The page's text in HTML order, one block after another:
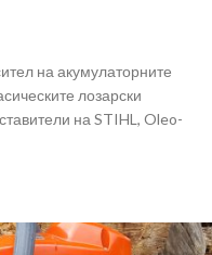
на акумулаторните
лозарски
на STIHL, Oleo-